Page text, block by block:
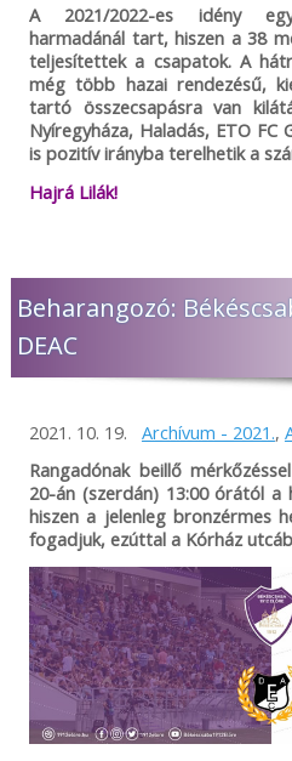
A 2021/2022-es idény
harmadánál tart, hiszen a 38
teljesítettek a csapatok. A
még több hazai rendezésű,
tartó összecsapásra van
Nyíregyháza, Haladás, ETO
is pozitív irányba terelhetik a
Hajrá Lilák!
Beharangozó:
DEAC
2021. 10. 19. Archívum - 2021.,
Rangadónak beillő
20-án (szerdán) 13:00 órától a
hiszen a jelenleg bronzérmes
fogadjuk, ezúttal a Kórház